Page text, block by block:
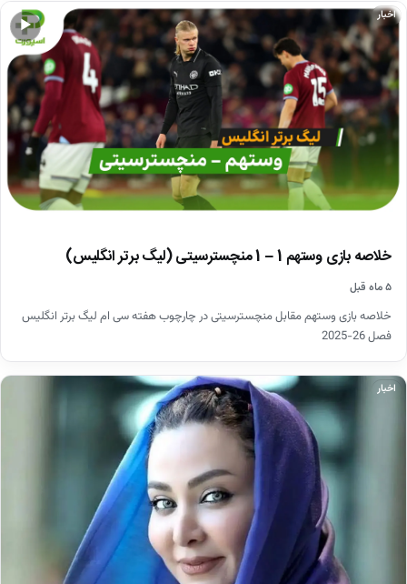
▶
اخبار
خلاصه بازی وستهم 1 – 1 منچسترسیتی (لیگ برتر انگلیس)
۵ ماه قبل
خلاصه بازی وستهم مقابل منچسترسیتی در چارچوب هفته سی ام لیگ برتر انگلیس
فصل 26-2025
اخبار